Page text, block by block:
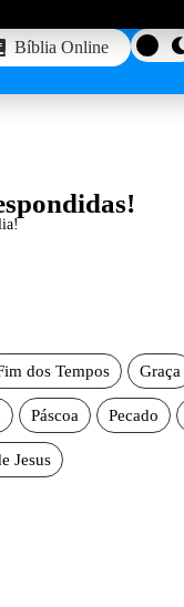
Bíblia Online
dos Tempos Graça
Páscoa Pecado
Jesus